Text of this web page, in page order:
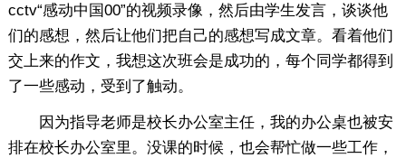
cctv“感动中国00”的视频录像，然后由学生发言，谈谈他
们的感想，然后让他们把自己的感想写成文章。看着他们
交上来的作文，我想这次班会是成功的，每个同学都得到
了一些感动，受到了触动。
因为指导老师是校长办公室主任，我的办公桌也被安
排在校长办公室里。没课的时候，也会帮忙做一些工作，